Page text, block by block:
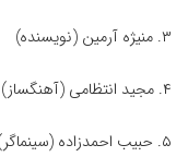
۳. منیژه آرمین (نویسنده)
۴. مجید انتظامی (آهنگساز)
۵. حبیب احمدزاده (سینماگر)